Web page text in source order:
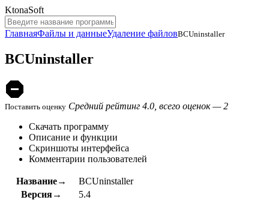
KtonaSoft
ГлавнаяФайлы и данныеУдаление файловBCUninstaller
BCUninstaller
Поставить оценку Средний рейтинг 4.0, всего оценок — 2
Скачать программу
Описание и функции
Скриншоты интерфейса
Комментарии пользователей
Название→
BCUninstaller
Версия→
5.4